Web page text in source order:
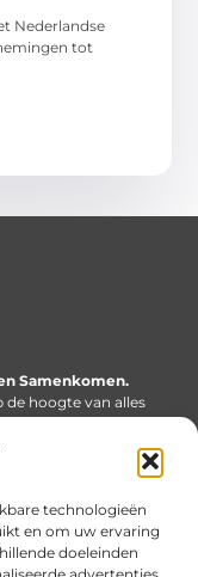
technologieën
en om uw ervaring
doeleinden
Nederlandse
tot
Samenkomen.
hoogte van alles